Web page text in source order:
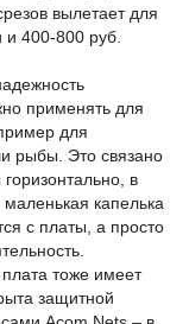
вылетает для
и 400-800 руб.
применять для
для
рыбы. Это связано
в
капелька
с платы, а просто
тоже имеет
защитной